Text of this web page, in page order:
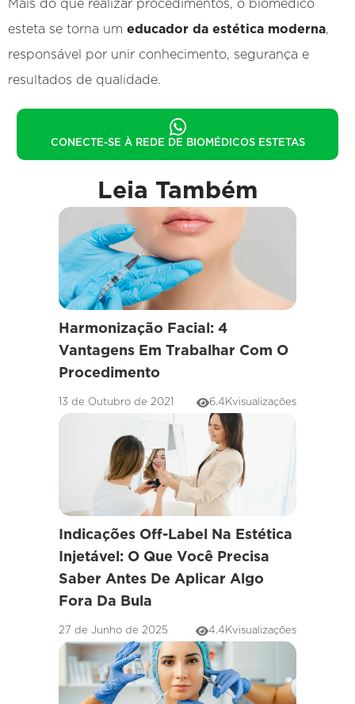
Mais do que realizar procedimentos, o biomédico
esteta se torna um educador da estética moderna,
responsável por unir conhecimento, segurança e
resultados de qualidade.
CONECTE-SE À REDE DE BIOMÉDICOS ESTETAS
Leia Também
Harmonização Facial: 4
Vantagens Em Trabalhar Com O
Procedimento
13 de Outubro de 2021 6.4Kvisualizações
Indicações Off-Label Na Estética
Injetável: O Que Você Precisa
Saber Antes De Aplicar Algo
Fora Da Bula
27 de Junho de 2025 4.4Kvisualizações